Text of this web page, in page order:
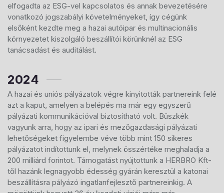
elfogadta az ESG-vel kapcsolatos és annak bevezetésére
vonatkozó jogszabályi követelményeket, így cégünk
elsőként kezdte meg a hazai autóipar és multinacionális
környezetet kiszolgáló beszállítói körünknél az ESG
tanácsadást és auditálást.
2024
A hazai és uniós pályázatok végre kinyitották partnereink felé
azt a kaput, amelyen a belépés ma már egy egyszerű
pályázati kommunikációval biztosítható volt. Büszkék
vagyunk arra, hogy az ipari és mezőgazdasági pályázati
lehetőségeket figyelembe véve több mint 150 sikeres
pályázatot indítottunk el, melynek összértéke meghaladja a
200 milliárd forintot. Támogatást nyújtottunk a HERBRO Kft-
től hazánk legnagyobb édesség gyárán keresztül a katonai
beszállításra pályázó ingatlanfejlesztő partnereinkig. A